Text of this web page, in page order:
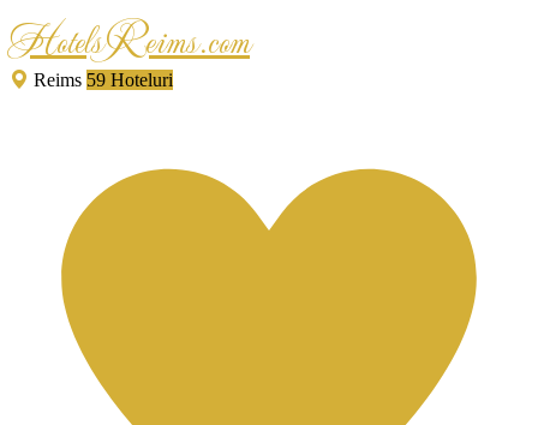
HotelsReims.com
Reims 59 Hoteluri